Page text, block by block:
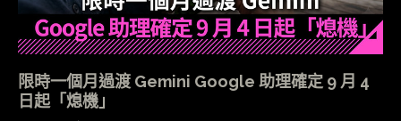
限時一個月過渡 Gemini Google 助理確定 9 月 4
日起「熄機」